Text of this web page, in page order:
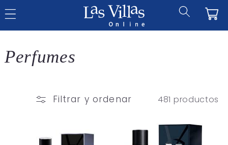
directamente
C
Perfumes
Filtrar y ordenar 481 productos